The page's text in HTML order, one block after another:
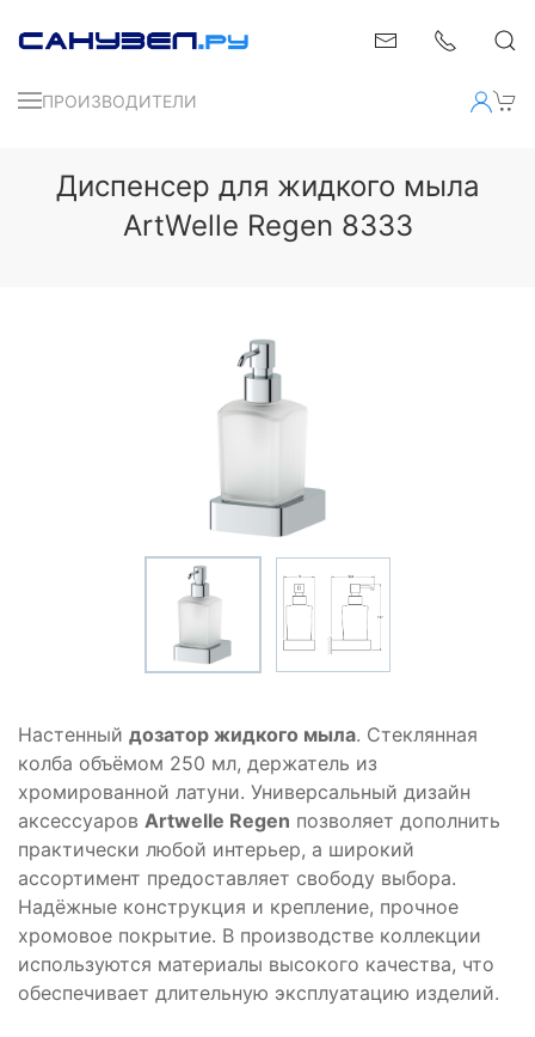
ПРОИЗВОДИТЕЛИ
Диспенсер для жидкого мыла
ArtWelle Regen 8333
Настенный дозатор жидкого мыла. Стеклянная
колба объёмом 250 мл, держатель из
хромированной латуни. Универсальный дизайн
аксессуаров Artwelle Regen позволяет дополнить
практически любой интерьер, а широкий
ассортимент предоставляет свободу выбора.
Надёжные конструкция и крепление, прочное
хромовое покрытие. В производстве коллекции
используются материалы высокого качества, что
обеспечивает длительную эксплуатацию изделий.